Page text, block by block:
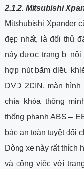
2.1.2. Mitsubishi
Mitshubishi Xpander
đẹp nhất, là đối thủ
này được trang bị nội
hợp nút bấm điều
DVD 2DIN, màn
chìa khóa thông
thống phanh ABS –
bảo an toàn tuyệt đối
Dòng xe này rất thích
và công việc với